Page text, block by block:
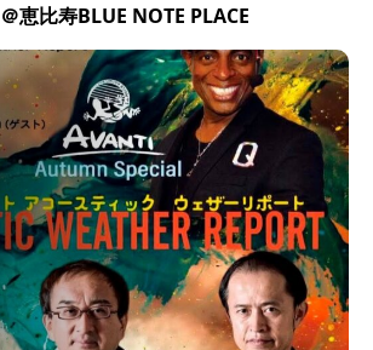
恵比寿BLUE NOTE PLACE